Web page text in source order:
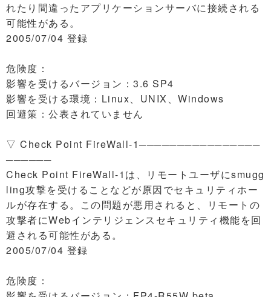
れたり間違ったアプリケーションサーバに接続される
可能性がある。
2005/07/04 登録
危険度：
影響を受けるバージョン：3.6 SP4
影響を受ける環境：Linux、UNIX、Windows
回避策：公表されていません
▽ Check Point FireWall-1────────────────
──────
Check Point FireWall-1は、リモートユーザにsmugg
ling攻撃を受けることなどが原因でセキュリティホー
ルが存在する。この問題が悪用されると、リモートの
攻撃者にWebインテリジェンスセキュリティ機能を回
避される可能性がある。
2005/07/04 登録
危険度：